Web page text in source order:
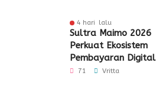
4 hari lalu
Sultra Maimo 2026
Perkuat Ekosistem
Pembayaran Digital
Berbasis QRIS
71 Vritta